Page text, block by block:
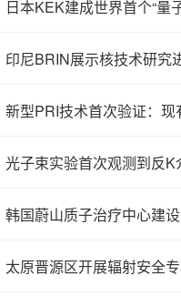
日本KEK建成世界首个“量
新型PRI技术首次验证：
光子束实验首次观测到反K
太原晋源区开展辐射安全